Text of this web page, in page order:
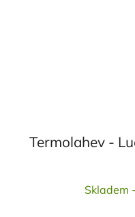
Termolahev -
Skladem